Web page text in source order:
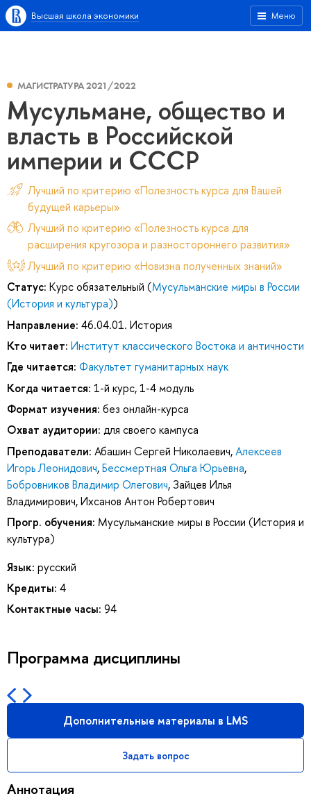
Меню
Высшая школа экономики
МАГИСТРАТУРА 2021/2022
Мусульмане, общество и
власть в Российской
империи и СССР
Лучший по критерию «Полезность курса для Вашей
будущей карьеры»
Лучший по критерию «Полезность курса для
расширения кругозора и разностороннего развития»
Лучший по критерию «Новизна полученных знаний»
Статус: Курс обязательный (Мусульманские миры в России
(История и культура))
Направление: 46.04.01. История
Кто читает: Институт классического Востока и античности
Где читается: Факультет гуманитарных наук
Когда читается: 1-й курс, 1-4 модуль
Формат изучения: без онлайн-курса
Охват аудитории: для своего кампуса
Преподаватели: Абашин Сергей Николаевич,Алексеев
Игорь Леонидович,Бессмертная Ольга Юрьевна,
Бобровников Владимир Олегович, Зайцев Илья
Владимирович,Ихсанов Антон Робертович
Прогр. обучения: Мусульманские миры в России (История и
культура)
Язык: русский
Кредиты: 4
Контактные часы: 94
Программа дисциплины
Дополнительные материалы в LMS
Задать вопрос
Аннотация